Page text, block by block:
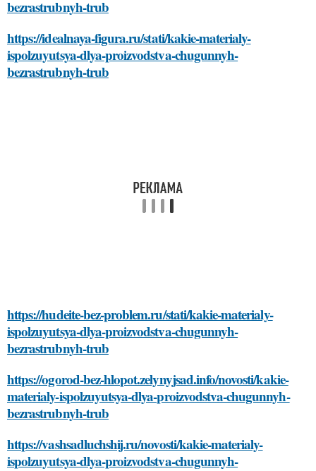
bezrastrubnyh-trub
https://idealnaya-figura.ru/stati/kakie-materialy-
ispolzuyutsya-dlya-proizvodstva-chugunnyh-
bezrastrubnyh-trub
https://hudeite-bez-problem.ru/stati/kakie-materialy-
ispolzuyutsya-dlya-proizvodstva-chugunnyh-
bezrastrubnyh-trub
https://ogorod-bez-hlopot.zelynyjsad.info/novosti/kakie-
materialy-ispolzuyutsya-dlya-proizvodstva-chugunnyh-
bezrastrubnyh-trub
https://vashsadluchshij.ru/novosti/kakie-materialy-
ispolzuyutsya-dlya-proizvodstva-chugunnyh-